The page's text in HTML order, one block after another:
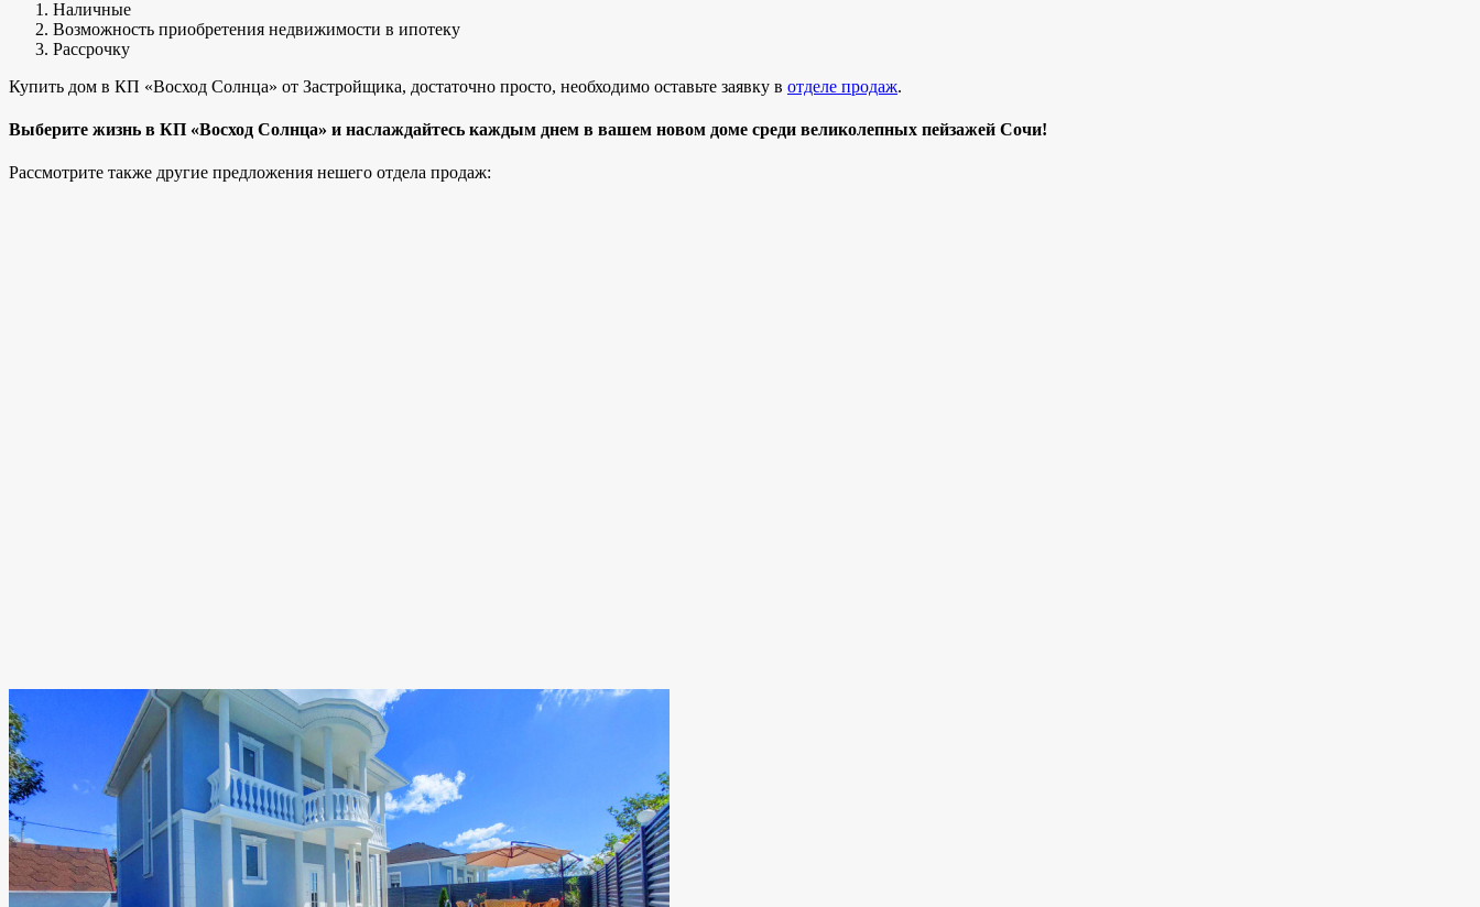
Наличные
Возможность приобретения недвижимости в ипотеку
Рассрочку
Купить дом в КП «Восход Солнца» от Застройщика, достаточно просто, необходимо оставьте заявку в отделе продаж.
Выберите жизнь в КП «Восход Солнца» и наслаждайтесь каждым днем в вашем новом доме среди великолепных пейзажей Сочи!
Рассмотрите также другие предложения нешего отдела продаж: